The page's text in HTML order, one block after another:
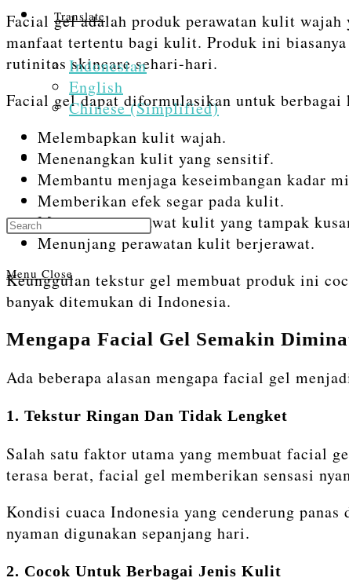
Translate
Indonesian
English
Chinese (Simplified)
Toggle
website
Press
Escape
close
the
search
panel.
Menu Close
Facial gel adalah produk perawatan kulit
manfaat tertentu bagi kulit. Produk ini
rutinitas skincare sehari-hari.
Facial gel dapat diformulasikan untuk
Melembapkan kulit wajah.
Menenangkan kulit yang sensitif.
Membantu menjaga keseimbangan kadar
Memberikan efek segar pada kulit.
Membantu merawat kulit yang tampak
Menunjang perawatan kulit berjerawat.
Keunggulan tekstur gel membuat produk ini
banyak ditemukan di Indonesia.
Mengapa Facial Gel Semakin
Ada beberapa alasan mengapa facial gel
1. Tekstur Ringan Dan Tidak Lengket
Salah satu faktor utama yang membuat facial
terasa berat, facial gel memberikan sensasi
Kondisi cuaca Indonesia yang cenderung
nyaman digunakan sepanjang hari.
2. Cocok Untuk Berbagai Jenis Kulit